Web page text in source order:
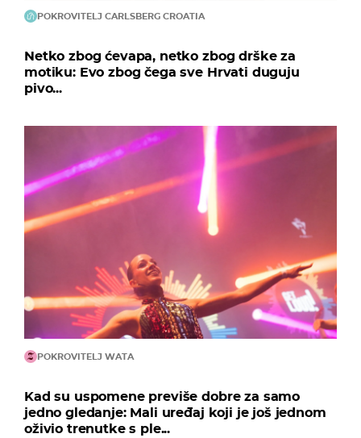
POKROVITELJ CARLSBERG CROATIA
Netko zbog ćevapa, netko zbog drške za
motiku: Evo zbog čega sve Hrvati duguju
pivo...
POKROVITELJ WATA
Kad su uspomene previše dobre za samo
jedno gledanje: Mali uređaj koji je još jednom
oživio trenutke s ple...